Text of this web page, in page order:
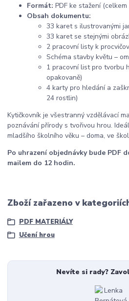
Formát: PDF ke stažení
Obsah dokumentu:
33 karet s ilustrovanými
33 karet se stejnými
2 pracovní listy k
Schéma stavby květu –
1 pracovní list pro tvorbu
opakovaně)
4 karty pro hledání a
24 rostlin)
Kytičkovník je všestranný vzdělávací
poznávání přírody s tvořivou hrou.
mladšího školního věku – doma, ve
Po uhrazení objednávky bude PDF
mailem do 12 hodin.
Zboží zařazeno v
PDF MATERIÁLY
Učení hrou
Nevíte si rady?